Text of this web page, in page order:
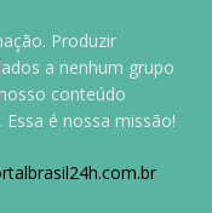
Produzir
a nenhum grupo
conteúdo
é nossa missão!